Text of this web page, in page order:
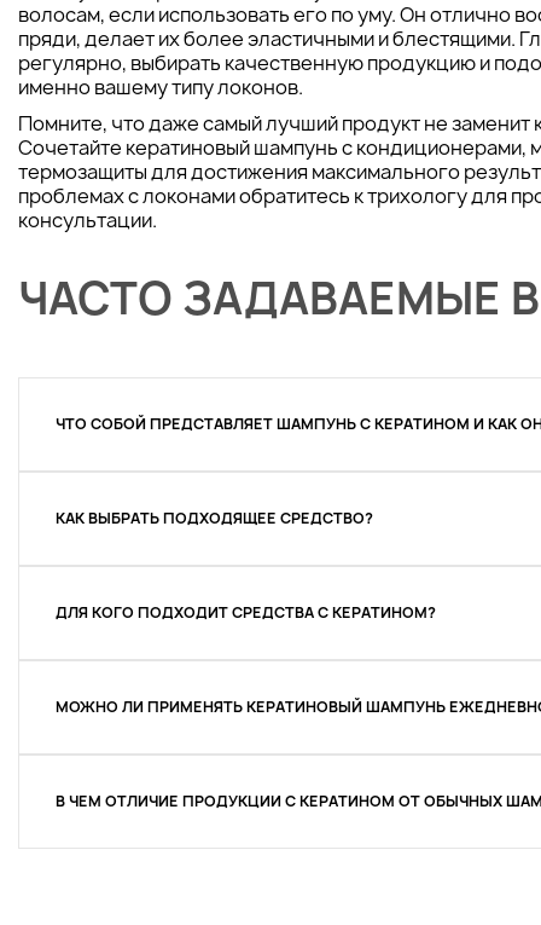
волосам, если использовать его по уму. Он отлично
пряди, делает их более эластичными и блестящими.
регулярно, выбирать качественную продукцию и
именно вашему типу локонов.
Помните, что даже самый лучший продукт не заменит
Сочетайте кератиновый шампунь с кондиционерами,
термозащиты для достижения максимального
проблемах с локонами обратитесь к трихологу для
консультации.
ЧАСТО ЗАДАВАЕМЫЕ
ЧТО СОБОЙ ПРЕДСТАВЛЯЕТ ШАМПУНЬ С КЕРАТИНОМ И КАК
КАК ВЫБРАТЬ ПОДХОДЯЩЕЕ СРЕДСТВО?
ДЛЯ КОГО ПОДХОДИТ СРЕДСТВА С КЕРАТИНОМ?
МОЖНО ЛИ ПРИМЕНЯТЬ КЕРАТИНОВЫЙ ШАМПУНЬ
В ЧЕМ ОТЛИЧИЕ ПРОДУКЦИИ С КЕРАТИНОМ ОТ ОБЫЧНЫХ